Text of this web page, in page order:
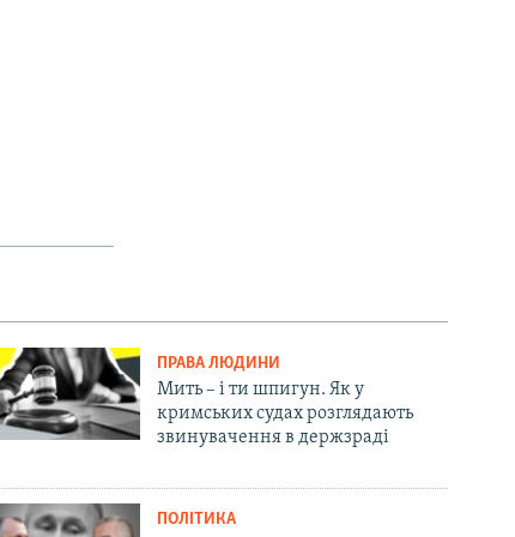
ПРАВА ЛЮДИНИ
Мить – і ти шпигун. Як у
кримських судах розглядають
звинувачення в держзраді
ПОЛІТИКА